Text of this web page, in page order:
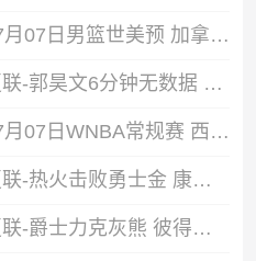
2026年07月07日 07月07日男篮世美预 加拿大男篮116-78牙买加男篮 全场集锦
2026年07月07日 夏联-郭昊文6分钟无数据 国王险胜雄鹿 7号秀阿卡夫22分
2026年07月07日 07月07日WNBA常规赛 西雅图风暴 82 - 64 洛杉矶火花
2026年07月07日 夏联-热火击败勇士金 康韦尔26+5 琼斯9中1 奥尔布里奇21+6
2026年07月07日 夏联-爵士力克灰熊 彼得森25+12 布泽尔18+7 科沃德23分